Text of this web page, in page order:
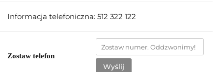
Informacja telefoniczna: 512 322 122
Zostaw telefon
Wyślij